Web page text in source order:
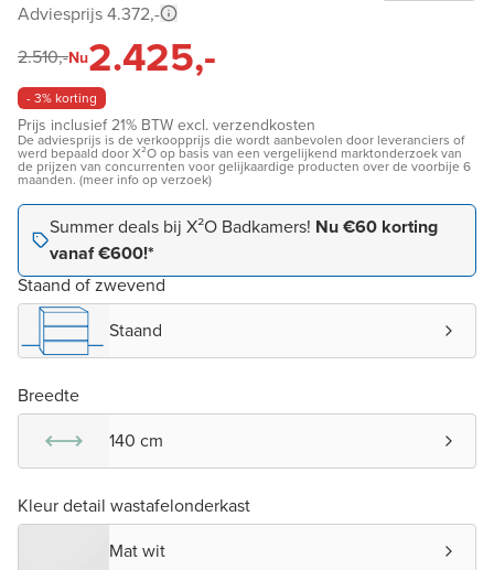
Adviesprijs 4.372,-
2.510,-Nu2.425,-
- 3% korting
Prijs inclusief 21% BTW excl. verzendkosten
De adviesprijs is de verkoopprijs die wordt aanbevolen door leveranciers of
werd bepaald door X²O op basis van een vergelijkend marktonderzoek van
de prijzen van concurrenten voor gelijkaardige producten over de voorbije 6
maanden. (meer info op verzoek)
Summer deals bij X²O Badkamers! Nu €60 korting
vanaf €600!*
Staand of zwevend
Staand
Breedte
140 cm
Kleur detail wastafelonderkast
Mat wit